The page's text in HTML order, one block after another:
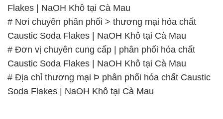
Flakes | NaOH Khô tại Cà Mau
# Nơi chuyên phân phối > thương mại hóa chất
Caustic Soda Flakes | NaOH Khô tại Cà Mau
# Đơn vị chuyên cung cấp | phân phối hóa chất
Caustic Soda Flakes | NaOH Khô tại Cà Mau
# Địa chỉ thương mại Þ phân phối hóa chất Caustic
Soda Flakes | NaOH Khô tại Cà Mau